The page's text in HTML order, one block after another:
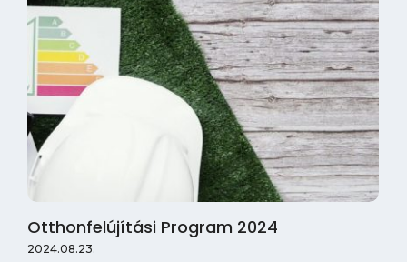
Otthonfelújítási Program 2024
2024.08.23.